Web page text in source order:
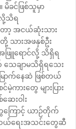
င်ဖြစ်သူမှာ
လို့သိရ
ာ့ အငယ်ဆုံးသား
သားအဖနှစ်ဦး
ဖြူရောင်လို့ သိရှိရ
ချာမသိရှိရသေး
ာက်နေဆဲ ဖြစ်တယ်
ကားတွေ များပြား
းဝါး
ေကြောင့် ယာဉ်တိုက်
ယ်ရေးအသင်းတွေဆီ